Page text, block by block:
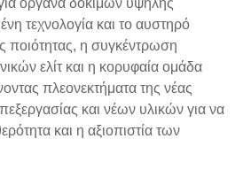
τεχνολογία και το αυστηρό
ποιότητας, η συγκέντρωση
ελίτ και η κορυφαία ομάδα
πλεονεκτήματα της νέας
και νέων υλικών για να
και η αξιοπιστία των